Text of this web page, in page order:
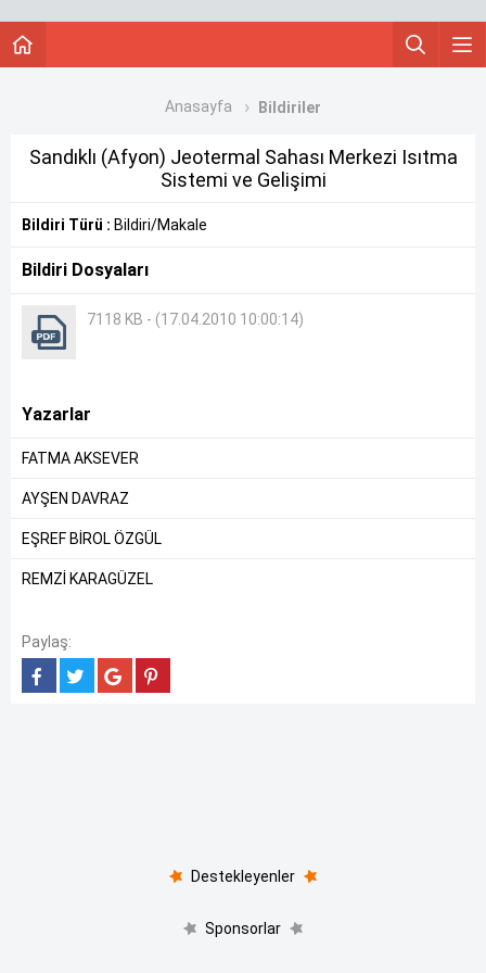
Anasayfa Bildiriler
Sandıklı (Afyon) Jeotermal Sahası Merkezi Isıtma
Sistemi ve Gelişimi
Bildiri Türü : Bildiri/Makale
Bildiri Dosyaları
7118 KB - (17.04.2010 10:00:14)
Yazarlar
FATMA AKSEVER
AYŞEN DAVRAZ
EŞREF BİROL ÖZGÜL
REMZİ KARAGÜZEL
Paylaş:
Destekleyenler
Sponsorlar